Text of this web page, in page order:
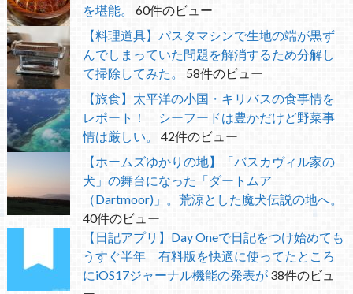
を堪能。
60件のビュー
【料理道具】パスタマシンで生地の端が黒ず
んでしまっていた問題を解消するため分解し
て掃除してみた。
58件のビュー
【旅食】太平洋の小国・キリバスの食事情を
レポート！ シーフードは豊かだけど野菜事
情は厳しい。
42件のビュー
【ホームズゆかりの地】「バスカヴィル家の
犬」の舞台になった「ダートムア
（Dartmoor)」。荒涼とした魔犬伝説の地へ。
40件のビュー
【日記アプリ】Day Oneで日記をつけ始めても
うすぐ半年 有料版を快適に使ってたところ
にiOS17ジャーナル機能の発表が 38件のビュ